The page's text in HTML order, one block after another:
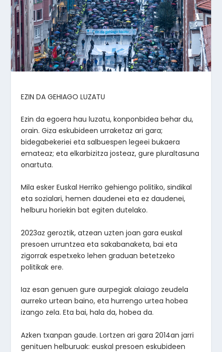
EZIN DA GEHIAGO LUZATU
Ezin da egoera hau luzatu, konponbidea behar du,
orain. Giza eskubideen urraketaz ari gara;
bidegabekeriei eta salbuespen legeei bukaera
emateaz; eta elkarbizitza josteaz, gure pluraltasuna
onartuta.
Mila esker Euskal Herriko gehiengo politiko, sindikal
eta sozialari, hemen daudenei eta ez daudenei,
helburu horiekin bat egiten dutelako.
2023az geroztik, atzean uzten joan gara euskal
presoen urruntzea eta sakabanaketa, bai eta
zigorrak espetxeko lehen graduan betetzeko
politikak ere.
Iaz esan genuen gure aurpegiak alaiago zeudela
aurreko urtean baino, eta hurrengo urtea hobea
izango zela. Eta bai, hala da, hobea da.
Azken txanpan gaude. Lortzen ari gara 2014an jarri
genituen helburuak: euskal presoen eskubideen